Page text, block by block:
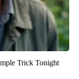
Trick Tonight